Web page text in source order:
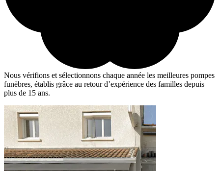
Nous vérifions et sélectionnons chaque année les meilleures pompes
funèbres, établis grâce au retour d’expérience des familles depuis
plus de 15 ans.